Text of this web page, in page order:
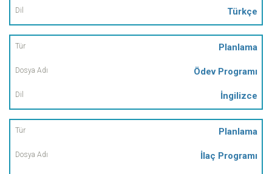
Türkçe
Planlama
Ödev Programı
İngilizce
Planlama
İlaç Programı